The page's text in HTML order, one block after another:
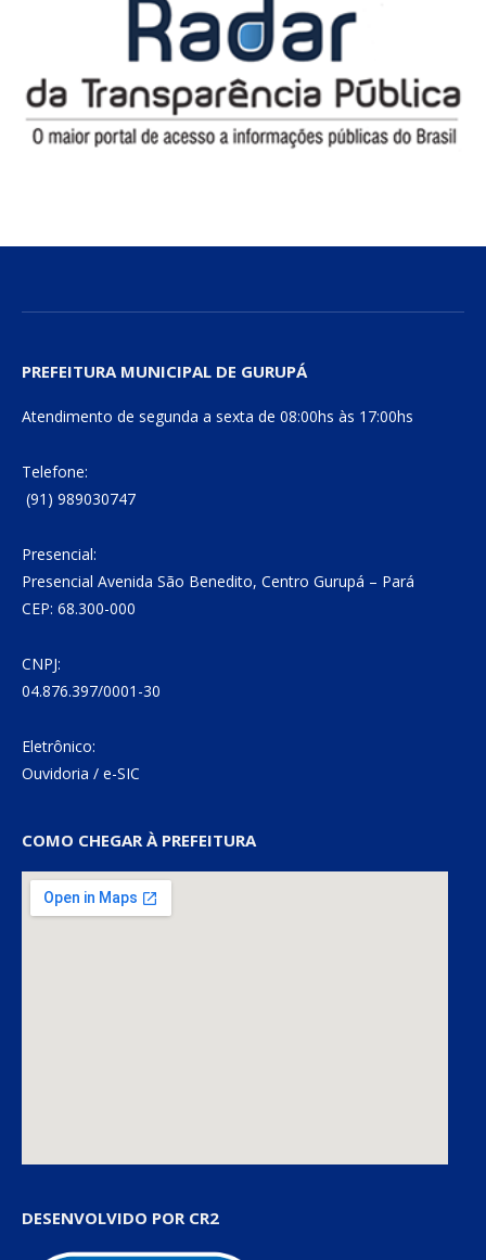
PREFEITURA MUNICIPAL DE GURUPÁ
Atendimento de segunda a sexta de 08:00hs às 17:00hs
Telefone:
(91) 989030747
Presencial:
Presencial Avenida São Benedito, Centro Gurupá – Pará
CEP: 68.300-000
CNPJ:
04.876.397/0001-30
Eletrônico:
Ouvidoria / e-SIC
COMO CHEGAR À PREFEITURA
DESENVOLVIDO POR CR2